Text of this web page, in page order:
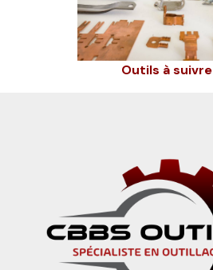
Outils à suivre